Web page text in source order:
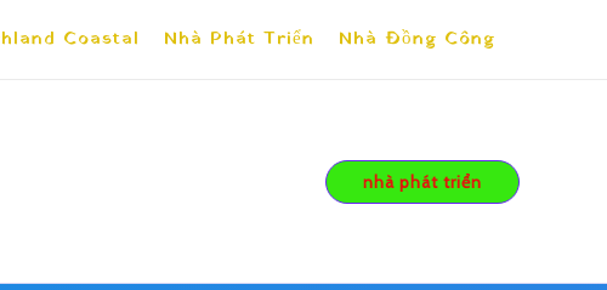
Coastal Nhà Phát Triển Nhà Đồng Công
nhà phát triển